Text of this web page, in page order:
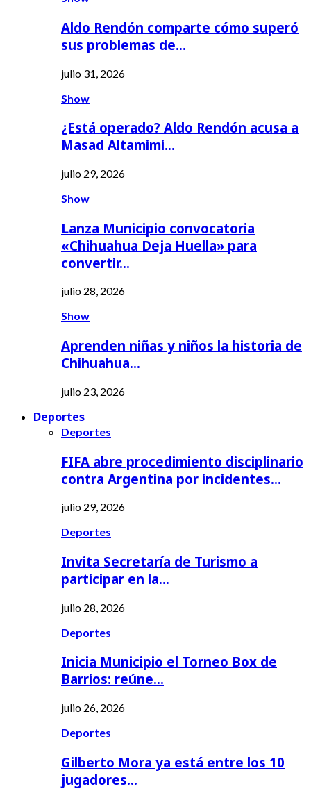
Aldo Rendón comparte cómo superó
sus problemas de…
julio 31, 2026
Show
¿Está operado? Aldo Rendón acusa a
Masad Altamimi…
julio 29, 2026
Show
Lanza Municipio convocatoria
«Chihuahua Deja Huella» para
convertir…
julio 28, 2026
Show
Aprenden niñas y niños la historia de
Chihuahua…
julio 23, 2026
Deportes
Deportes
FIFA abre procedimiento disciplinario
contra Argentina por incidentes…
julio 29, 2026
Deportes
Invita Secretaría de Turismo a
participar en la…
julio 28, 2026
Deportes
Inicia Municipio el Torneo Box de
Barrios: reúne…
julio 26, 2026
Deportes
Gilberto Mora ya está entre los 10
jugadores…